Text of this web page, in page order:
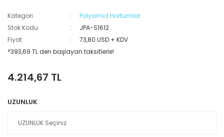
Kategori
Polyamid Hortumlar
Stok Kodu
JPA-S1612
Fiyat
73,80 USD + KDV
*393,69 TL den başlayan taksitlerle!
4.214,67 TL
UZUNLUK